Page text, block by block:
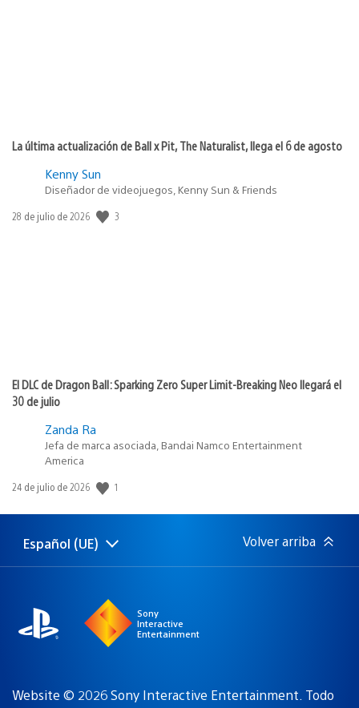
La última actualización de Ball x Pit, The Naturalist, llega el 6 de agosto
Kenny Sun
Diseñador de videojuegos, Kenny Sun & Friends
Fecha
28 de julio de 2026 3
El DLC de Dragon Ball: Sparking Zero Super Limit-Breaking Neo llegará el
30 de julio
Zanda Ra
Jefa de marca asociada, Bandai Namco Entertainment
America
Fecha
publicación:
24 de julio de 2026 1
Selecciona
Región
Español (UE) Volver arriba
Sony
Interactive
Entertainment
Website © 2026 Sony Interactive Entertainment. Todo